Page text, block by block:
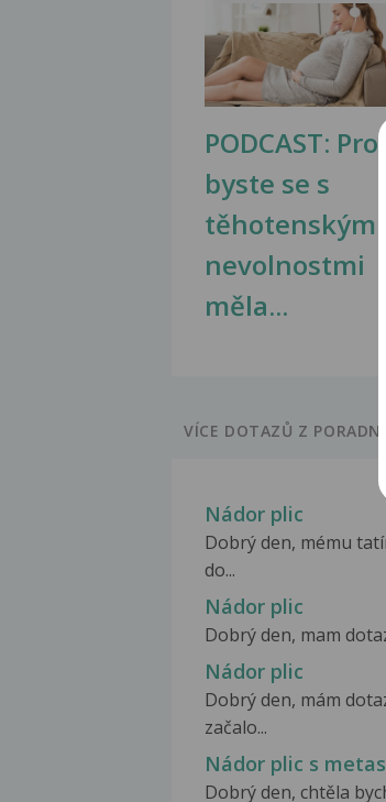
PODCAST: Proč
byste se s
těhotenskými
nevolnostmi
měla...
VÍCE DOTAZŮ Z PORADNY
Nádor plic
Dobrý den, mému
do...
Nádor plic
Dobrý den, mam
Nádor plic
Dobrý den, mám
začalo...
Nádor plic s
Dobrý den, chtěla